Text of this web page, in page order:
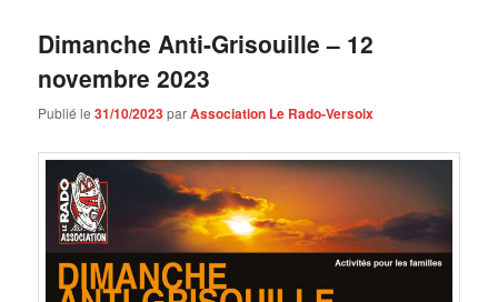
Dimanche Anti-Grisouille – 12
novembre 2023
Publié le31/10/2023parAssociation Le Rado-Versoix